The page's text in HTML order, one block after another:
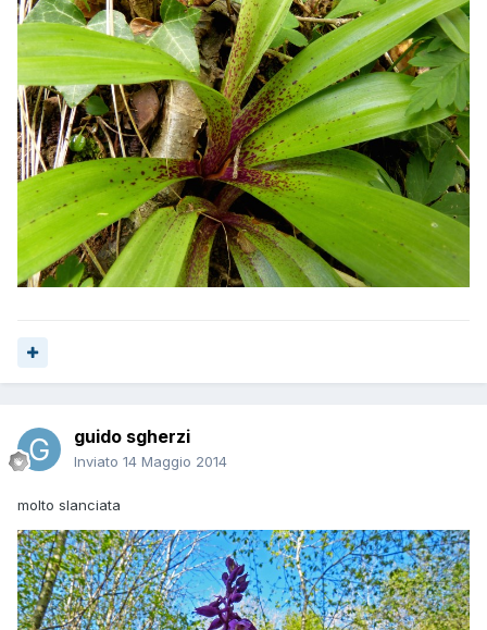
guido sgherzi
Inviato 14 Maggio 2014
molto slanciata